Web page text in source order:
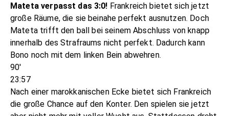
Mateta verpasst das 3:0! Frankreich bietet sich jetzt
große Räume, die sie beinahe perfekt ausnutzen. Doch
Mateta trifft den ball bei seinem Abschluss von knapp
innerhalb des Strafraums nicht perfekt. Dadurch kann
Bono noch mit dem linken Bein abwehren.
90'
23:57
Nach einer marokkanischen Ecke bietet sich Frankreich
die große Chance auf den Konter. Den spielen sie jetzt